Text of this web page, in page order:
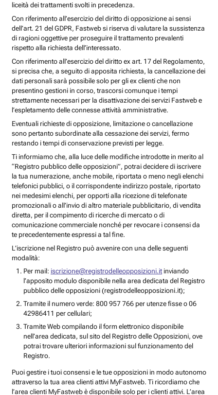
liceità dei trattamenti svolti in precedenza.
Con riferimento all’esercizio del diritto di opposizione ai sensi
dell’art. 21 del GDPR, Fastweb si riserva di valutare la sussistenza
di ragioni oggettive per proseguire il trattamento prevalenti
rispetto alla richiesta dell’interessato.
Con riferimento all’esercizio del diritto ex art. 17 del Regolamento,
si precisa che, a seguito di apposita richiesta, la cancellazione dei
dati personali sarà possibile solo per gli ex clienti che non
presentino gestioni in corso, trascorsi comunque i tempi
strettamente necessari per la disattivazione dei servizi Fastweb e
l’espletamento delle connesse attività amministrative.
Eventuali richieste di opposizione, limitazione o cancellazione
sono pertanto subordinate alla cessazione dei servizi, fermo
restando i tempi di conservazione previsti per legge.
Ti informiamo che, alla luce delle modifiche introdotte in merito al
“Registro pubblico delle opposizioni”, potrai decidere di iscrivere
la tua numerazione, anche mobile, riportata o meno negli elenchi
telefonici pubblici, o il corrispondente indirizzo postale, riportato
nei medesimi elenchi, per opporti alla ricezione di telefonate
promozionali o all’invio di altro materiale pubblicitario, di vendita
diretta, per il compimento di ricerche di mercato o di
comunicazione commerciale nonché per revocare i consensi da
te precedentemente espressi a tal fine.
L’iscrizione nel Registro può avvenire con una delle seguenti
modalità:
Per mail: iscrizione@registrodelleopposizioni.it inviando
l’apposito modulo disponibile nella area dedicata del Registro
pubblico delle opposizioni (registrodelleopposizioni.it);
Tramite il numero verde: 800 957 766 per utenze fisse o 06
42986411 per cellulari;
Tramite Web compilando il form elettronico disponibile
nell’area dedicata, sul sito del Registro delle Opposizioni, ove
potrai trovare ulteriori informazioni sul funzionamento del
Registro.
Puoi gestire i tuoi consensi e le tue opposizioni in modo autonomo
attraverso la tua area clienti attivi MyFastweb. Ti ricordiamo che
l’area clienti MyFastweb è disponibile solo per i clienti attivi. L’area